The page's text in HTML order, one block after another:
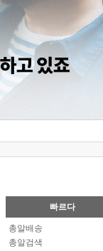
빠르다
총알배송
총알검색